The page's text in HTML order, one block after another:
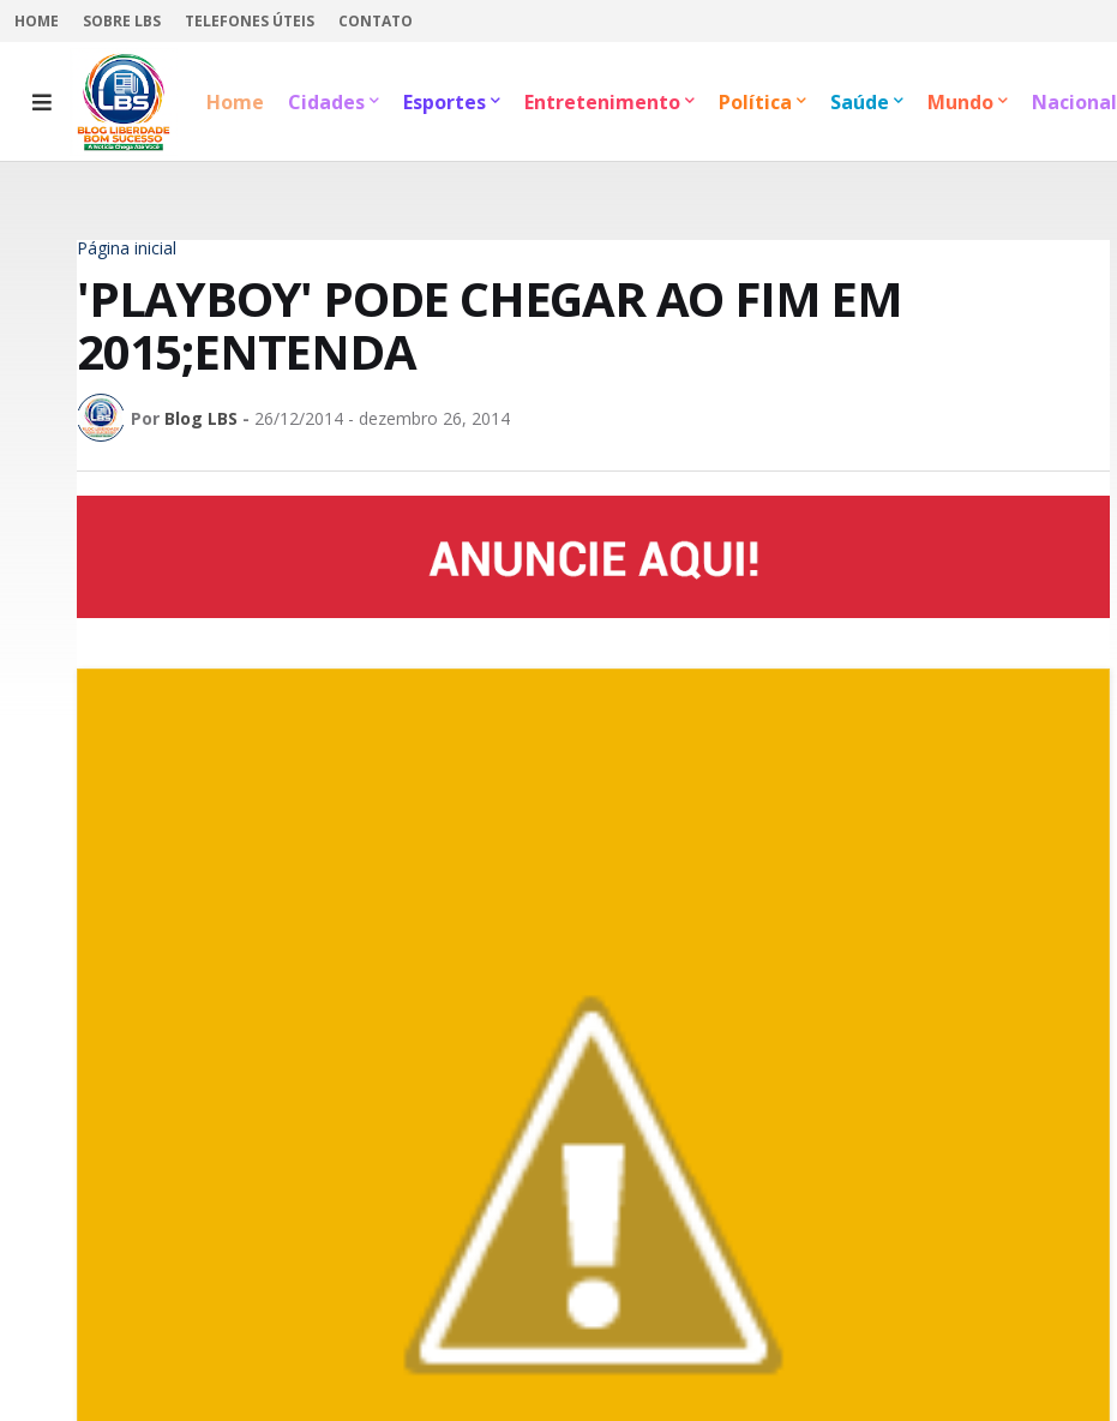
HOME SOBRE LBS TELEFONES ÚTEIS CONTATO
Home
Cidades Esportes Entretenimento Política Saúde Mundo Nacional
Página inicial
'PLAYBOY' PODE CHEGAR AO FIM EM
2015;ENTENDA
Por Blog LBS - 26/12/2014 - dezembro 26, 2014